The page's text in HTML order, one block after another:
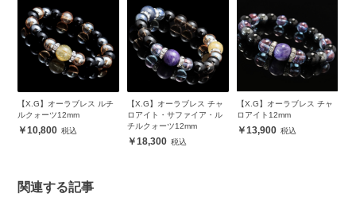
【X.G】オーラブレス ルチ
ルクォーツ12mm
10,800
【X.G】オーラブレス チャ
ロアイト・サファイア・ル
チルクォーツ12mm
18,300
【X.G】オーラブレス チャ
ロアイト12mm
13,900
関連する記事